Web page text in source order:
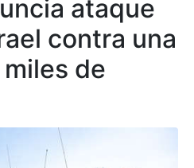
ataque
contra una
de